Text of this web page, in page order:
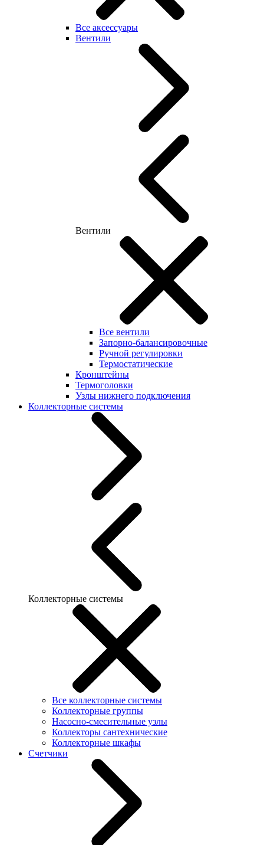
Все аксессуары
Вентили
Вентили
Все вентили
Запорно-балансировочные
Ручной регулировки
Термостатические
Кронштейны
Термоголовки
Узлы нижнего подключения
Коллекторные системы
Коллекторные системы
Все коллекторные системы
Коллекторные группы
Насосно-смесительные узлы
Коллекторы сантехнические
Коллекторные шкафы
Счетчики